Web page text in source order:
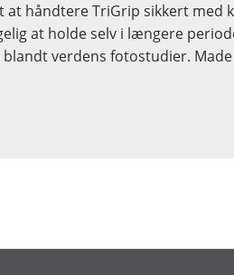
håndtere TriGrip sikkert med
at holde selv i længere
verdens fotostudier. Made